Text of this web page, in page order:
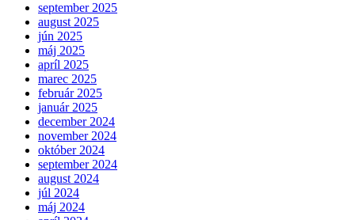
september 2025
august 2025
jún 2025
máj 2025
apríl 2025
marec 2025
február 2025
január 2025
december 2024
november 2024
október 2024
september 2024
august 2024
júl 2024
máj 2024